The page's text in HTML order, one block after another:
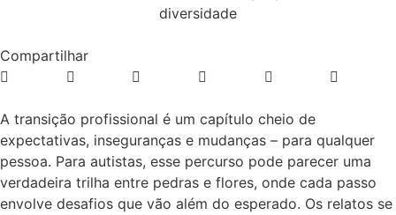
Compartilhar
A transição profissional é um capítulo cheio de
expectativas, inseguranças e mudanças – para qualquer
pessoa. Para autistas, esse percurso pode parecer uma
verdadeira trilha entre pedras e flores, onde cada passo
envolve desafios que vão além do esperado. Os relatos se